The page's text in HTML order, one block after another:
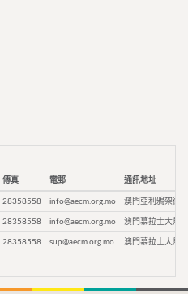
傳真 電郵 通訊地址
28358558 info@aecm.org.mo 澳門亞利鴉架街9
28358558 info@aecm.org.mo 澳門慕拉士大馬
28358558 sup@aecm.org.mo 澳門慕拉士大馬